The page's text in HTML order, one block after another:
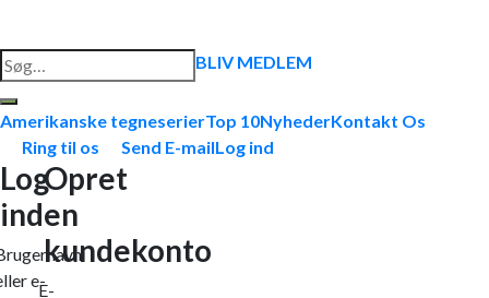
Søg
efter:
BLIV MEDLEM
Amerikanske tegneserierTop 10NyhederKontakt Os
Ring til os
Send E-mailLog ind
Log
ind
e-
Opret
en
kundekonto
E-